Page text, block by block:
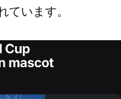
ています。